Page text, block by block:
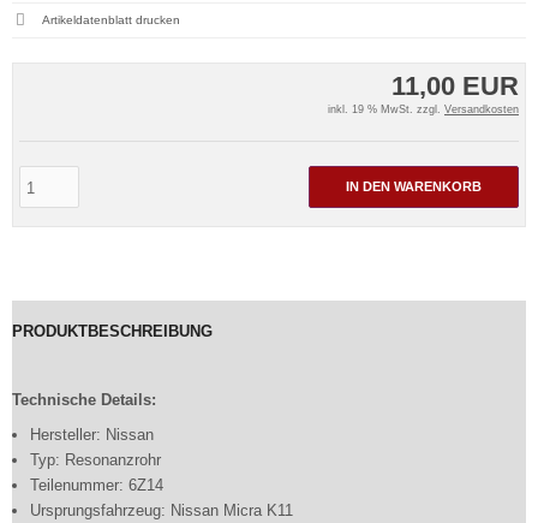
11,00 EUR
inkl. 19 % MwSt. zzgl. Versandkosten
IN DEN WARENKORB
Artikeldatenblatt drucken
PRODUKTBESCHREIBUNG
Technische Details:
Hersteller: Nissan
Typ: Resonanzrohr
Teilenummer: 6Z14
Ursprungsfahrzeug: Nissan Micra K11